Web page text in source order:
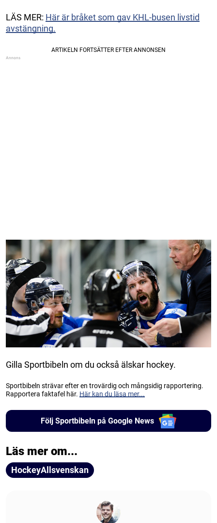
LÄS MER: Här är bråket som gav KHL-busen livstid
avstängning.
Gilla Sportbibeln om du också älskar hockey.
Sportbibeln strävar efter en trovärdig och mångsidig rapportering.
Rapportera faktafel här. Här kan du läsa mer...
Följ Sportbibeln på Google News
Läs mer om...
HockeyAllsvenskan